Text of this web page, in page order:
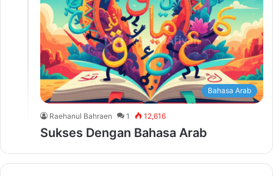
Bahasa Arab
Raehanul Bahraen 1 12,616
Sukses Dengan Bahasa Arab